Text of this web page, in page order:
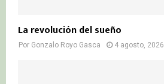
La revolución del sueño
Por Gonzalo Royo Gasca 4 agosto, 2026